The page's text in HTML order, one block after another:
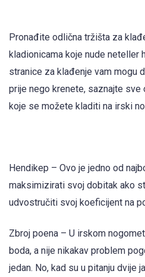
Pronađite odlična tržišta za
kladionicama koje nude neteller
stranice za klađenje vam mogu
prije nego krenete, saznajte sve
koje se možete kladiti na irski
Hendikep – Ovo je jedno od
maksimizirati svoj dobitak ako
udvostručiti svoj koeficijent na
Zbroj poena – U irskom
boda, a nije nikakav problem
jedan. No, kad su u pitanju dvije